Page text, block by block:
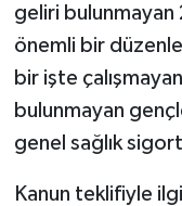
geliri bulunmayan
önemli bir
bir işte
bulunmayan
genel sağlık
Kanun teklifiyle